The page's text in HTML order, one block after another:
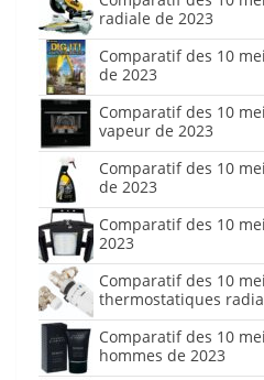
radiale de 2023
Comparatif des 10
de 2023
Comparatif des 10
vapeur de 2023
Comparatif des 10
de 2023
Comparatif des 10
2023
Comparatif des 10
thermostatiques
Comparatif des 10
hommes de 2023